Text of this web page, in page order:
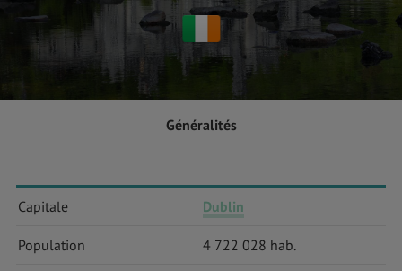
Généralités
Capitale Dublin
Population 4 722 028 hab.